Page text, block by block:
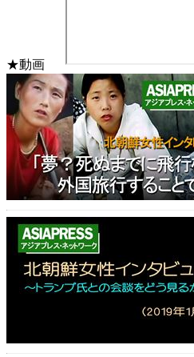
★動画